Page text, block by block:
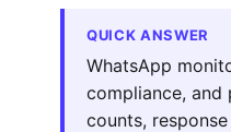
QUICK ANSWER
WhatsApp
compliance, and
counts,